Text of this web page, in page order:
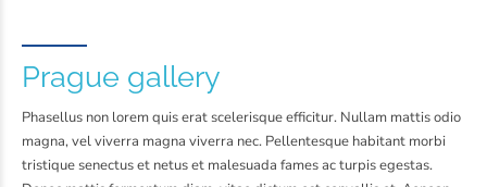
Prague gallery
Phasellus non lorem quis erat scelerisque efficitur. Nullam mattis odio
magna, vel viverra magna viverra nec. Pellentesque habitant morbi
tristique senectus et netus et malesuada fames ac turpis egestas.